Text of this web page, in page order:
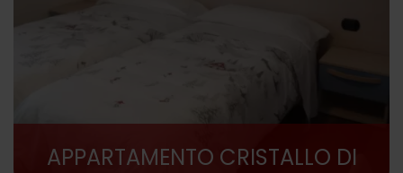
APPARTAMENTO CRISTALLO DI